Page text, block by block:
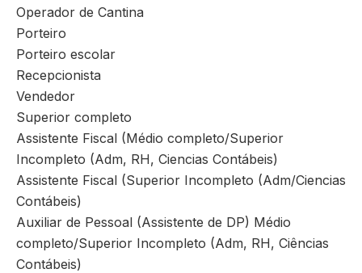
Operador de Cantina
Porteiro
Porteiro escolar
Recepcionista
Vendedor
Superior completo
Assistente Fiscal (Médio completo/Superior
Incompleto (Adm, RH, Ciencias Contábeis)
Assistente Fiscal (Superior Incompleto (Adm/Ciencias
Contábeis)
Auxiliar de Pessoal (Assistente de DP) Médio
completo/Superior Incompleto (Adm, RH, Ciências
Contábeis)